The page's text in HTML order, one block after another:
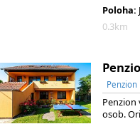
Poloha:
0.3km
Penzion
Penzion
osob.